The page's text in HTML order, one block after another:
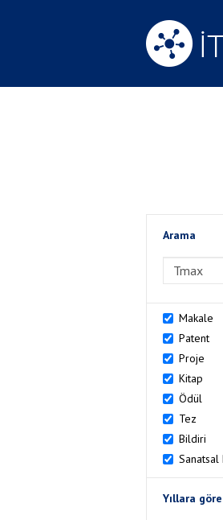
Arama
Makale
Patent
Proje
Kitap
Ödül
Tez
Bildiri
Yıllara